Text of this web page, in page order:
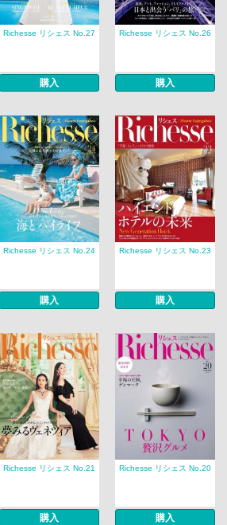
Richesse リシェス No.27
購入
Richesse リシェス No.26
購入
Richesse リシェス No.24
購入
Richesse リシェス No.23
購入
Richesse リシェス No.21
購入
Richesse リシェス No.20
購入